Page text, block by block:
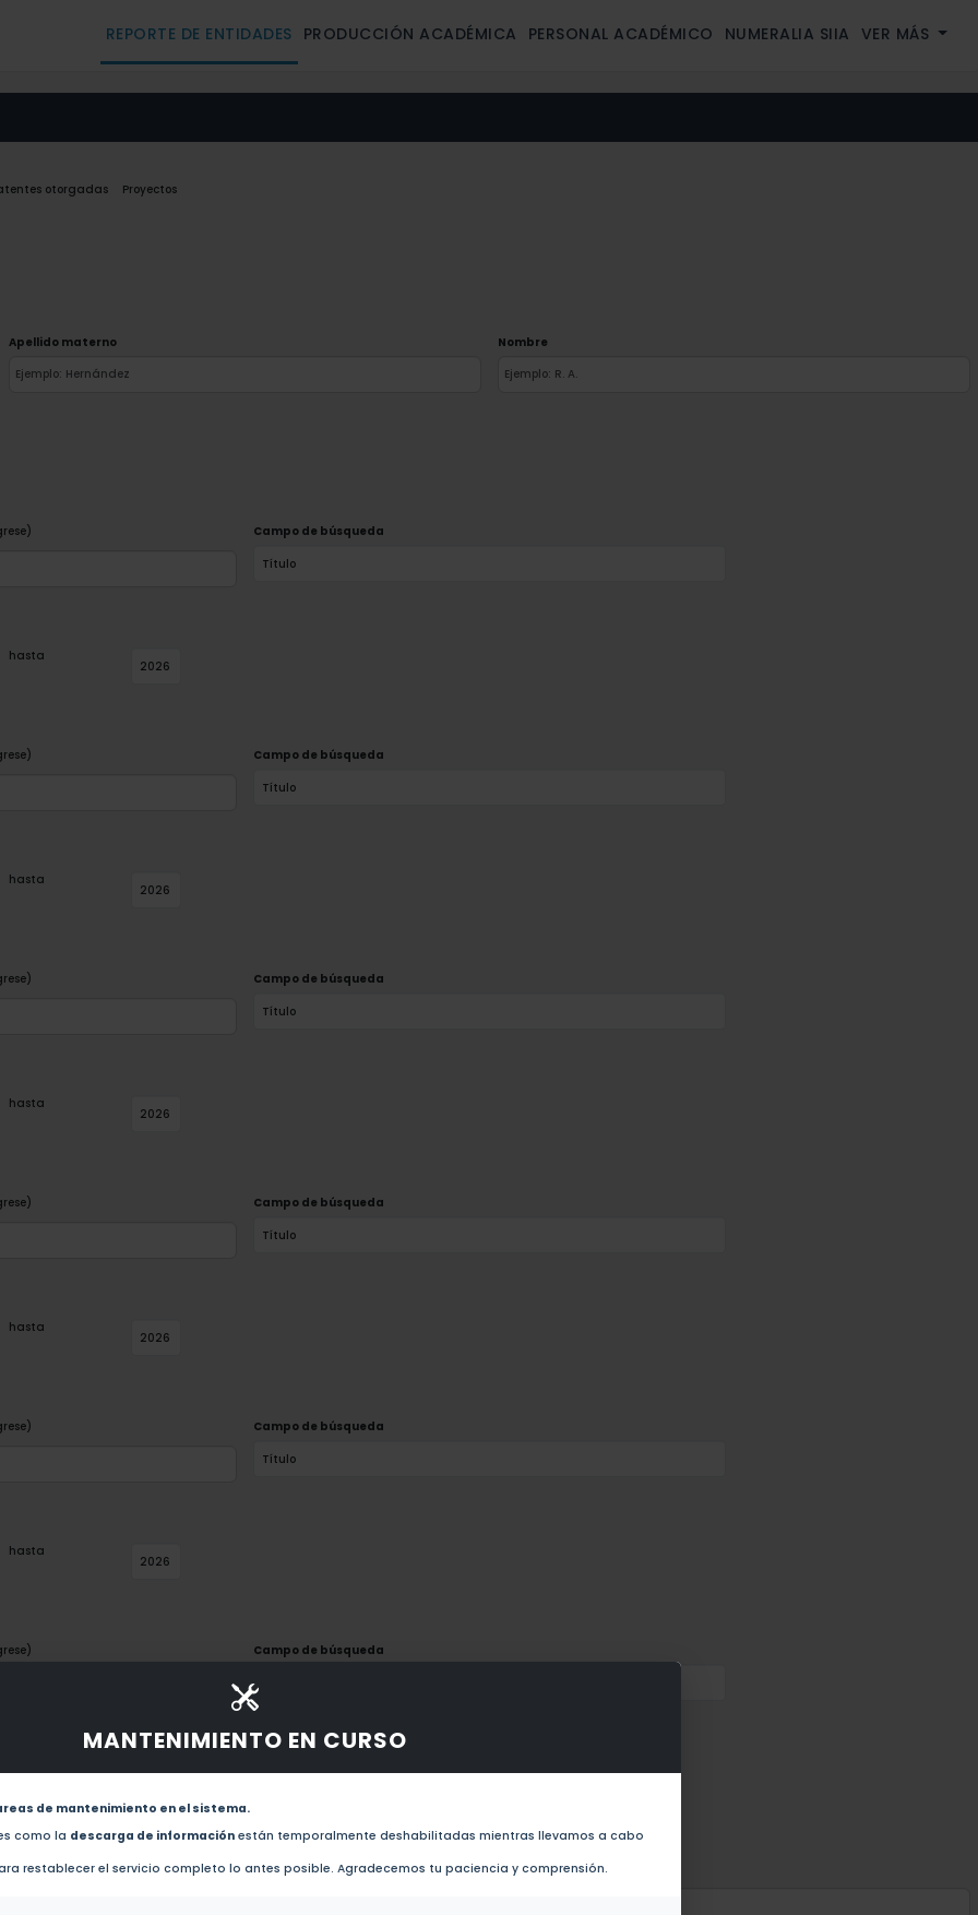
MANTENIMIENTO EN CURSO
de mantenimiento en el sistema.
como la descarga de información están temporalmente deshabilitadas mientras llevamos a cabo
restablecer el servicio completo lo antes posible. Agradecemos tu paciencia y comprensión.
REPORTE DE ENTIDADES PRODUCCIÓN ACADÉMICA PERSONAL ACADÉMICO NUMERALIA SIIA VER MÁS
otorgadas
Proyectos
Apellido materno Nombre
Campo de búsqueda
hasta
Campo de búsqueda
hasta
Campo de búsqueda
hasta
Campo de búsqueda
hasta
Campo de búsqueda
hasta
Campo de búsqueda
hasta
Apellido materno Nombre